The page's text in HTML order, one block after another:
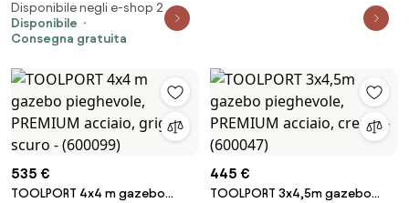
Disponibile negli e-shop 2
Disponibile
Consegna gratuita
535 €
TOOLPORT 4x4 m gazebo
445 €
TOOLPORT 3x4,5m gazebo